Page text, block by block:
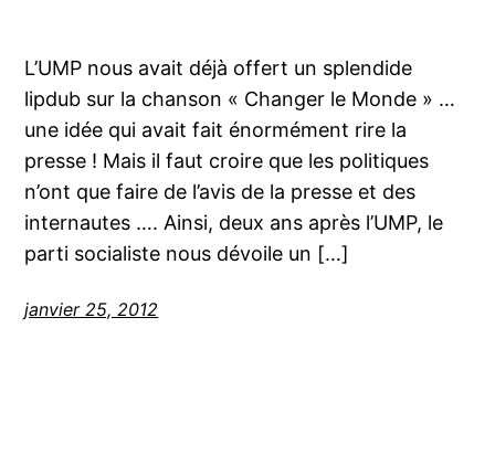
L’UMP nous avait déjà offert un splendide
lipdub sur la chanson « Changer le Monde » …
une idée qui avait fait énormément rire la
presse ! Mais il faut croire que les politiques
n’ont que faire de l’avis de la presse et des
internautes …. Ainsi, deux ans après l’UMP, le
parti socialiste nous dévoile un […]
janvier 25, 2012